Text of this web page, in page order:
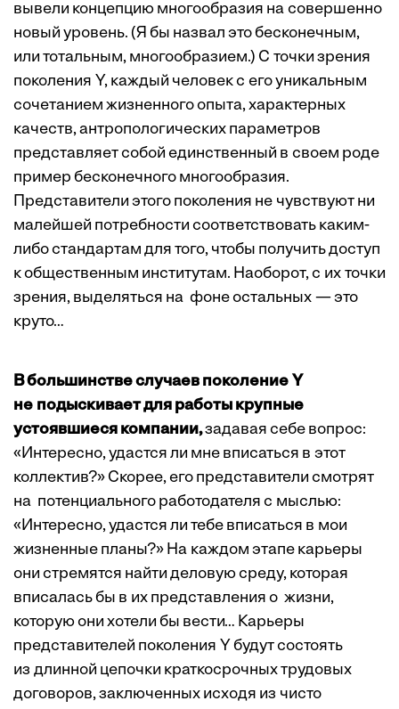
вывели концепцию многообразия на совершенно
новый уровень. (Я бы назвал это бесконечным,
или тотальным, многообразием.) С точки зрения
поколения Y, каждый человек с его уникальным
сочетанием жизненного опыта, характерных
качеств, антропологических параметров
представляет собой единственный в своем роде
пример бесконечного многообразия.
Представители этого поколения не чувствуют ни
малейшей потребности соответствовать каким-
либо стандартам для того, чтобы получить доступ
к общественным институтам. Наоборот, с их точки
зрения, выделяться на фоне остальных — это
круто…
В большинстве случаев поколение Y
не подыскивает для работы крупные
устоявшиеся компании,задавая себе вопрос:
«Интересно, удастся ли мне вписаться в этот
коллектив?» Скорее, его представители смотрят
на потенциального работодателя с мыслью:
«Интересно, удастся ли тебе вписаться в мои
жизненные планы?» На каждом этапе карьеры
они стремятся найти деловую среду, которая
вписалась бы в их представления о жизни,
которую они хотели бы вести… Карьеры
представителей поколения Y будут состоять
из длинной цепочки краткосрочных трудовых
договоров, заключенных исходя из чисто